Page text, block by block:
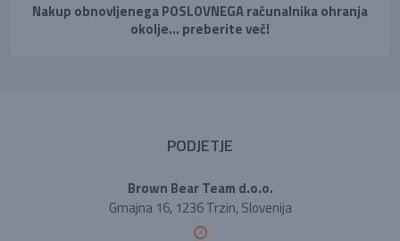
Nakup obnovljenega POSLOVNEGA računalnika ohranja
okolje... preberite več!
PODJETJE
Brown Bear Team d.o.o.
Gmajna 16, 1236 Trzin, Slovenija